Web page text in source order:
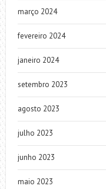
março 2024
fevereiro 2024
janeiro 2024
setembro 2023
agosto 2023
julho 2023
junho 2023
maio 2023